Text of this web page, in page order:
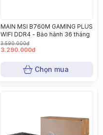
MAIN MSI B760M GAMING PLUS
WIFI DDR4 - Bảo hành 36 tháng
3.590.000đ
3.290.000đ
Chọn mua